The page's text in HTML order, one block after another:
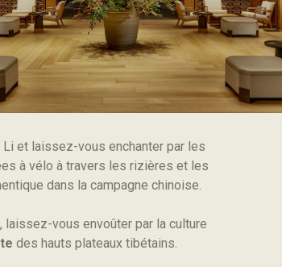
et laissez-vous enchanter par les
à vélo à travers les rizières et les
dans la campagne chinoise.
vous envoûter par la culture
des hauts plateaux tibétains.